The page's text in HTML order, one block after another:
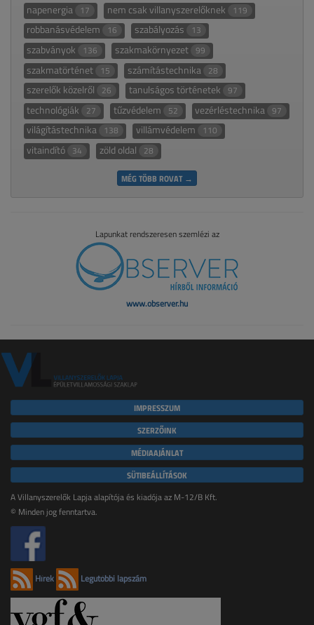
napenergia 17 nem csak villanyszerelőknek 119
robbanásvédelem 16 szabályozás 13
szabványok 136 szakmakörnyezet 99
szakmatörténet 15 számítástechnika 28
szerelők közelről 26 tanulságos történetek 97
technológiák 27 tűzvédelem 52 vezérléstechnika 97
világítástechnika 138 villámvédelem 110
vitaindító 34 zöld oldal 28
MÉG TÖBB ROVAT →
Lapunkat rendszeresen szemlézi az
www.observer.hu
IMPRESSZUM
SZERZŐINK
MÉDIAAJÁNLAT
SÜTIBEÁLLÍTÁSOK
A Villanyszerelők Lapja alapítója és kiadója az M-12/B Kft.
© Minden jog fenntartva.
Hírek Legutóbbi lapszám